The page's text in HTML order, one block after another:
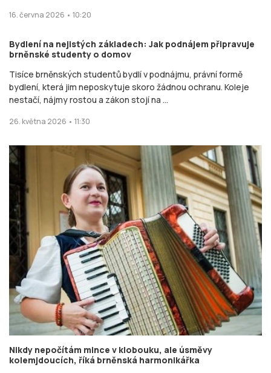
16. června 2026 • 10:20
Bydlení na nejistých základech: Jak podnájem připravuje
brněnské studenty o domov
Tisíce brněnských studentů bydlí v podnájmu, právní formě
bydlení, která jim neposkytuje skoro žádnou ochranu. Koleje
nestačí, nájmy rostou a zákon stojí na ...
26. května 2026 • 11:30
Nikdy nepočítám mince v klobouku, ale úsměvy
kolemjdoucích, říká brněnská harmonikářka